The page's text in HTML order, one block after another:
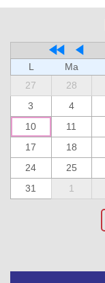
L
Ma
27
28
3
4
10
11
17
18
24
25
31
1